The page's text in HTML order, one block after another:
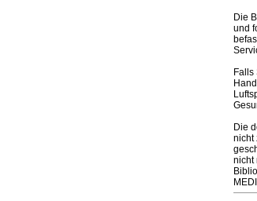
Die
und
Die
nicht
nicht